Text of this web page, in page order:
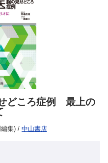
どころ症例 最上の
集) / 中山書店